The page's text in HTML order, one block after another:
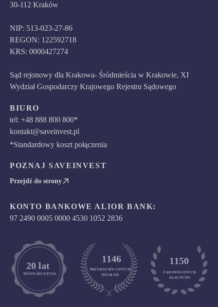
30-112 Kraków
NIP: 513-023-27-86
REGON: 122592718
KRS: 0000427274
Sąd rejonowy dla Krakowa- Śródmieścia w Krakowie, XI
Wydział Gospodarczy Krajowego Rejestru Sądowego
BIURO
tel: +48 888 800 800*
kontakt@saveinvest.pl
*Standardowy koszt połączenia
POZNAJ SAVEINVEST
Przejdź do strony
KONTO BANKOWE ALIOR BANK:
97 2490 0005 0000 4530 1052 2836
DOŚWIADCZENIA
	20 lat
1146
PRZEKSZATŁCONYCH
DZIAŁEK
1150
ZADOWOLONYCH
KLIENTÓW